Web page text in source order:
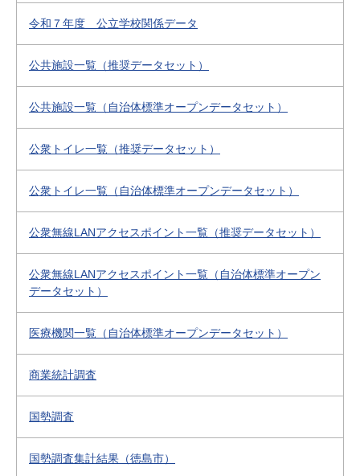
令和７年度 公立学校関係データ
公共施設一覧（推奨データセット）
公共施設一覧（自治体標準オープンデータセット）
公衆トイレ一覧（推奨データセット）
公衆トイレ一覧（自治体標準オープンデータセット）
公衆無線LANアクセスポイント一覧（推奨データセット）
公衆無線LANアクセスポイント一覧（自治体標準オープン
データセット）
医療機関一覧（自治体標準オープンデータセット）
商業統計調査
国勢調査
国勢調査集計結果（徳島市）